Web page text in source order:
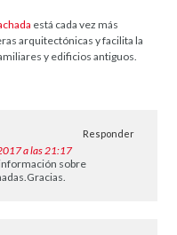
está cada vez más
arquitectónicas y facilita la
y edificios antiguos.
a las 21:17
sobre
Responder